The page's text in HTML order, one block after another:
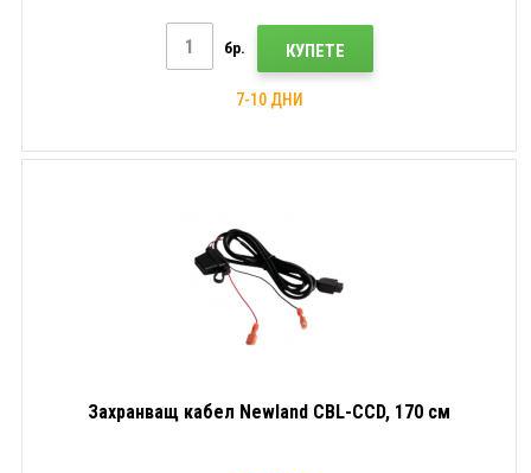
бр. КУПЕТЕ
7-10 ДНИ
Захранващ кабел Newland CBL-CCD, 170 см